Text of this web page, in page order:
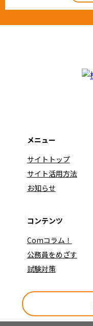
メニュー
サイトトップ
サイト活用方法
お知らせ
コンテンツ
Comコラム！
公務員をめざす
試験対策